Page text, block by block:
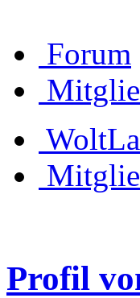
Forum
Profil